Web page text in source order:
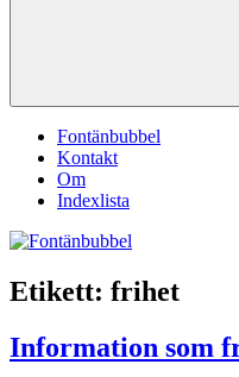
Fontänbubbel
Kontakt
Om
Indexlista
Etikett: frihet
Information som